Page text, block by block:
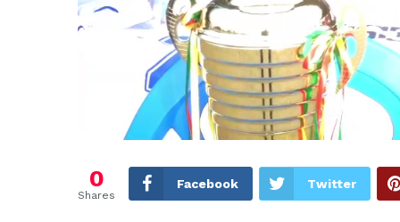
0
Shares
Facebook Twitter